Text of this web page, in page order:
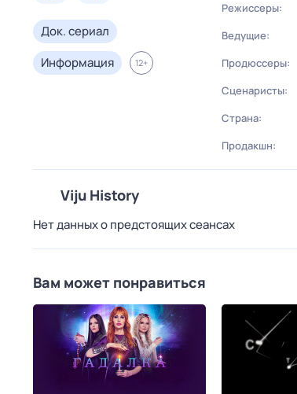
Док. сериал
Информация
12+
Режиссеры:
Ведущие:
Продюссеры:
Сценаристы:
Страна:
Продакшн:
Viju History
Нет данных о предстоящих сеансах
Вам может понравиться